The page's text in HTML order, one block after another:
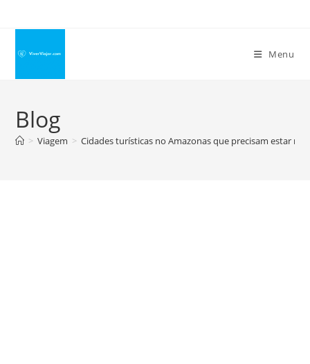
conteúdo
Menu
Blog
> Viagem > Cidades turísticas no Amazonas que precisam estar na